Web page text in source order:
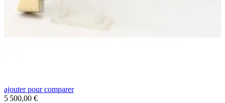
ajouter pour comparer
Prix
5 500,00 €